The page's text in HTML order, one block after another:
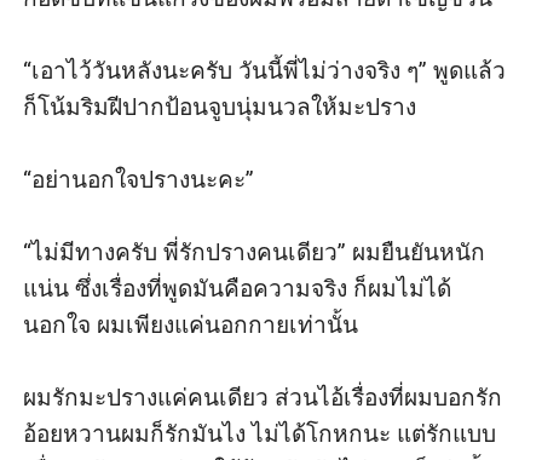
“เอาไว้วันหลังนะครับ วันนี้พี่ไม่ว่างจริง ๆ” พูดแล้ว
ก็โน้มริมฝีปากป้อนจูบนุ่มนวลให้มะปราง
“อย่านอกใจปรางนะคะ”
“ไม่มีทางครับ พี่รักปรางคนเดียว” ผมยืนยันหนัก
แน่น ซึ่งเรื่องที่พูดมันคือความจริง ก็ผมไม่ได้
นอกใจ ผมเพียงแค่นอกกายเท่านั้น
ผมรักมะปรางแค่คนเดียว ส่วนไอ้เรื่องที่ผมบอกรัก
อ้อยหวานผมก็รักมันไง ไม่ได้โกหกนะ แต่รักแบบ